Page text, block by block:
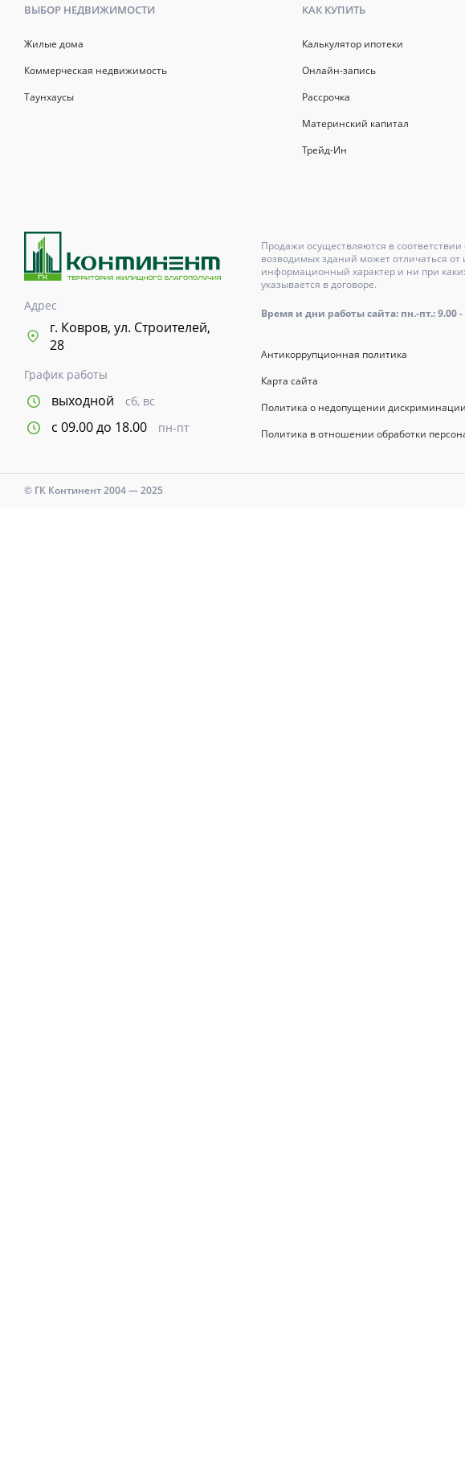
ВЫБОР НЕДВИЖИМОСТИ
Жилые дома
Коммерческая недвижимость
Таунхаусы
КАК КУПИТЬ
Калькулятор ипотеки
Онлайн-запись
Рассрочка
Материнский капитал
Трейд-Ин
Адрес
г. Ковров, ул. Строителей,
28
График работы
выходной сб, вс
с 09.00 до 18.00 пн-пт
Продажи осуществляются в
возводимых зданий может отличаться
информационный характер и ни при
указывается в договоре.
Время и дни работы сайта: пн.-пт.: 9.00
Антикоррупционная политика
Карта сайта
Политика о недопущении дискриминации
Политика в отношении обработки
© ГК Континент 2004 — 2025